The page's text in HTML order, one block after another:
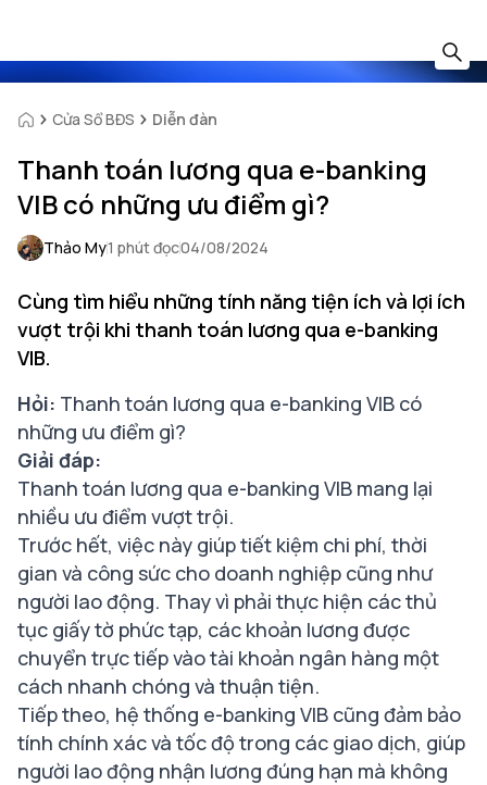
Cửa Sổ BĐS Diễn đàn
Thanh toán lương qua e-banking
VIB có những ưu điểm gì?
Thảo My1 phút đọc04/08/2024
Cùng tìm hiểu những tính năng tiện ích và lợi ích
vượt trội khi thanh toán lương qua e-banking
VIB.
Hỏi: Thanh toán lương qua e-banking VIB có
những ưu điểm gì?
Giải đáp:
Thanh toán lương qua e-banking VIB mang lại
nhiều ưu điểm vượt trội.
Trước hết, việc này giúp tiết kiệm chi phí, thời
gian và công sức cho doanh nghiệp cũng như
người lao động. Thay vì phải thực hiện các thủ
tục giấy tờ phức tạp, các khoản lương được
chuyển trực tiếp vào tài khoản ngân hàng một
cách nhanh chóng và thuận tiện.
Tiếp theo, hệ thống e-banking VIB cũng đảm bảo
tính chính xác và tốc độ trong các giao dịch, giúp
người lao động nhận lương đúng hạn mà không